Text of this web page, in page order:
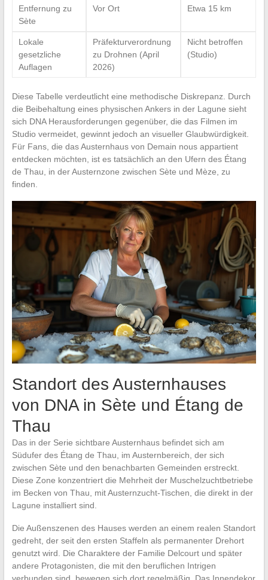
Entfernung zu
Sète
Vor Ort Etwa 15 km
Lokale
gesetzliche
Auflagen
Präfekturverordnung
zu Drohnen (April
2026)
Nicht betroffen
(Studio)
Diese Tabelle verdeutlicht eine methodische Diskrepanz. Durch
die Beibehaltung eines physischen Ankers in der Lagune sieht
sich DNA Herausforderungen gegenüber, die das Filmen im
Studio vermeidet, gewinnt jedoch an visueller Glaubwürdigkeit.
Für Fans, die das Austernhaus von Demain nous appartient
entdecken möchten, ist es tatsächlich an den Ufern des Étang
de Thau, in der Austernzone zwischen Sète und Mèze, zu
finden.
Standort des Austernhauses
von DNA in Sète und Étang de
Thau
Das in der Serie sichtbare Austernhaus befindet sich am
Südufer des Étang de Thau, im Austernbereich, der sich
zwischen Sète und den benachbarten Gemeinden erstreckt.
Diese Zone konzentriert die Mehrheit der Muschelzuchtbetriebe
im Becken von Thau, mit Austernzucht-Tischen, die direkt in der
Lagune installiert sind.
Die Außenszenen des Hauses werden an einem realen Standort
gedreht, der seit den ersten Staffeln als permanenter Drehort
genutzt wird. Die Charaktere der Familie Delcourt und später
andere Protagonisten, die mit den beruflichen Intrigen